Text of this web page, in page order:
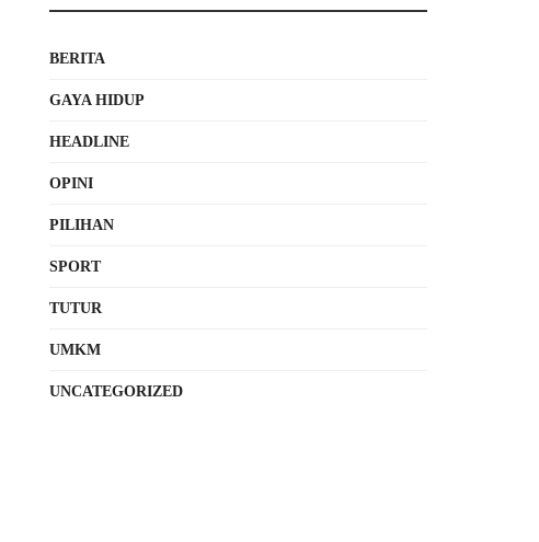
BERITA
GAYA HIDUP
HEADLINE
OPINI
PILIHAN
SPORT
TUTUR
UMKM
UNCATEGORIZED